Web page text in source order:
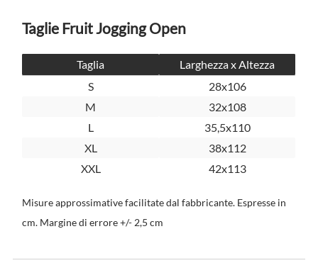
Taglie Fruit Jogging Open
Taglia
Larghezza x Altezza
S
28x106
M
32x108
L
35,5x110
XL
38x112
XXL
42x113
Misure approssimative facilitate dal fabbricante. Espresse in
cm. Margine di errore +/- 2,5 cm